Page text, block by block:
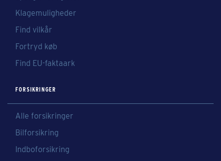
Klagemuligheder
Find vilkår
Fortryd køb
Find EU-faktaark
FORSIKRINGER
Alle forsikringer
Bilforsikring
Indboforsikring